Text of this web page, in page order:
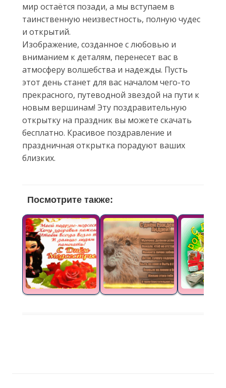
мир остаётся позади, а мы вступаем в
таинственную неизвестность, полную чудес
и открытий.
Изображение, созданное с любовью и
вниманием к деталям, перенесет вас в
атмосферу волшебства и надежды. Пусть
этот день станет для вас началом чего-то
прекрасного, путеводной звездой на пути к
новым вершинам! Эту поздравительную
открытку на праздник вы можете скачать
бесплатно. Красивое поздравление и
праздничная открытка порадуют ваших
близких.
Посмотрите также: